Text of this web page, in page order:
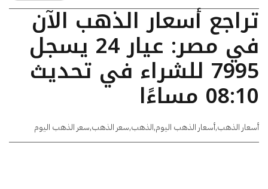
تراجع أسعار الذهب الآن
في مصر: عيار 24 يسجل
7995 للشراء في تحديث
08:10 مساءًا
أسعار الذهب,أسعار الذهب اليوم,الذهب,سعر الذهب,سعر الذهب اليوم